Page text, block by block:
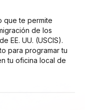
que te permite
de los
EE. UU. (USCIS).
para programar tu
tu oficina local de